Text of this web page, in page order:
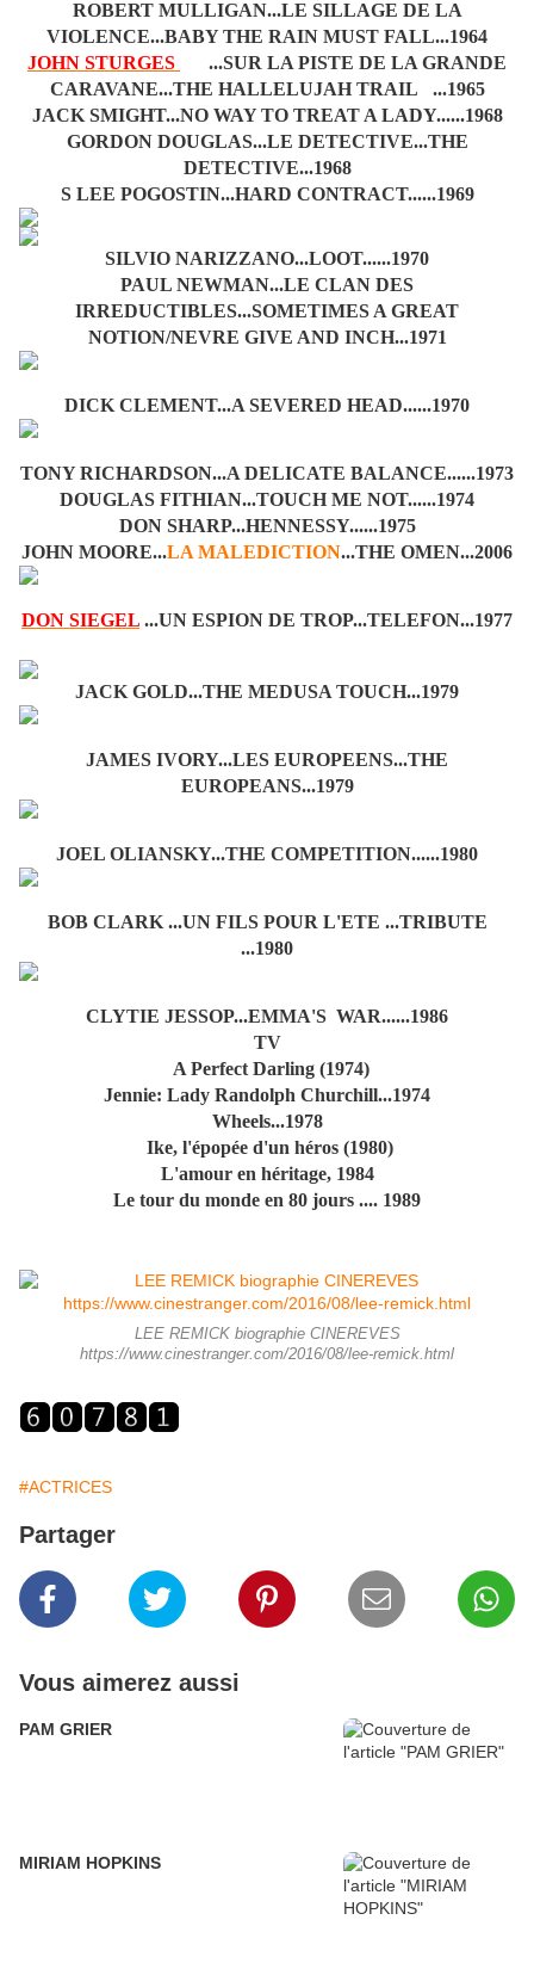
ROBERT MULLIGAN...LE SILLAGE DE LA
VIOLENCE...BABY THE RAIN MUST FALL...1964
JOHN STURGES
...SUR LA PISTE DE LA GRANDE
CARAVANE...THE HALLELUJAH TRAIL ...1965
JACK SMIGHT...NO WAY TO TREAT A LADY......1968
GORDON DOUGLAS...LE DETECTIVE...THE
DETECTIVE...1968
S LEE POGOSTIN...HARD CONTRACT......1969
SILVIO NARIZZANO...LOOT......1970
PAUL NEWMAN...LE CLAN DES
IRREDUCTIBLES...SOMETIMES A GREAT
NOTION/NEVRE GIVE AND INCH...1971
DICK CLEMENT...A SEVERED HEAD......1970
TONY RICHARDSON...A DELICATE BALANCE......1973
DOUGLAS FITHIAN...TOUCH ME NOT......1974
DON SHARP...HENNESSY......1975
JOHN MOORE...LA MALEDICTION...THE OMEN...2006
DON SIEGEL ...UN ESPION DE TROP...TELEFON...1977
JACK GOLD...THE MEDUSA TOUCH...1979
JAMES IVORY...LES EUROPEENS...THE
EUROPEANS...1979
JOEL OLIANSKY...THE COMPETITION......1980
BOB CLARK ...UN FILS POUR L'ETE ...TRIBUTE
...1980
CLYTIE JESSOP...EMMA'S WAR......1986
TV
A Perfect Darling (1974)
Jennie: Lady Randolph Churchill...1974
Wheels...1978
Ike, l'épopée d'un héros (1980)
L'amour en héritage, 1984
Le tour du monde en 80 jours .... 1989
LEE REMICK biographie CINEREVES
https://www.cinestranger.com/2016/08/lee-remick.html
#ACTRICES
Partager
Vous aimerez aussi
PAM GRIER
MIRIAM HOPKINS